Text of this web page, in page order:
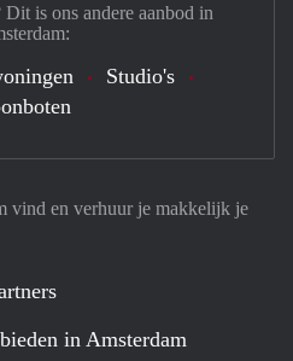
vind en verhuur je makkelijk je
in Amsterdam
is ons andere aanbod in
Studio's